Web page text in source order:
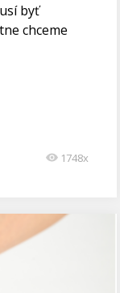
byť
chceme
1748x